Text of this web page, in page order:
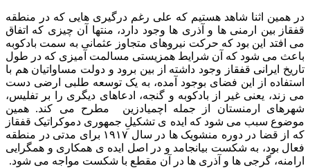
در همین اثنا شاهد هستیم که علی رغم درگیری هایی که در منطقه
قفقاز بین ارمنی ها و آذری ها وجود دارد، منتها آن چیزی که اتفاق
می افتد این بود که حرکت نیروهای متجاوز عثمانی به سمت بادکوبه
باعث می شود که آن شرایط همزیستی مسالمت آمیزی که در طول
تاریخ ایرانی قفقاز وجود داشته از بین برود و دولت مساواتیان هم با
استفاده از این فضای بوجود آمده، به یک توسعه طلبی ارضی دست
می زند، یعنی غیر از بادکوبه و گنجه، ادعاهای دیگری را بر تفلیس،
شهرهای ارمنستان از جمله اچمیادزین مطرح می کند. همین
موضوع سبب می شود که ایده ی تشکیلِ جمهوری دموکراتیک قفقاز
که از قضا در دوره منشویک ها در سال ۱۹۱۷ برای مدتی در منطقه
فعال بود، به شکست بیانجامد و در اصل ایده ی همکاری و همگرایی
ارامنه، گرجی ها و آذری ها در آن مقطع با شکست مواجه می شود.